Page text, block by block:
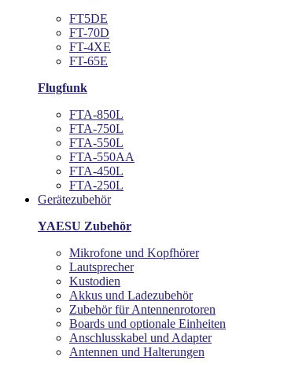
FT5DE
FT-70D
FT-4XE
FT-65E
Flugfunk
FTA-850L
FTA-750L
FTA-550L
FTA-550AA
FTA-450L
FTA-250L
Gerätezubehör
YAESU Zubehör
Mikrofone und Kopfhörer
Lautsprecher
Kustodien
Akkus und Ladezubehör
Zubehör für Antennenrotoren
Boards und optionale Einheiten
Anschlusskabel und Adapter
Antennen und Halterungen